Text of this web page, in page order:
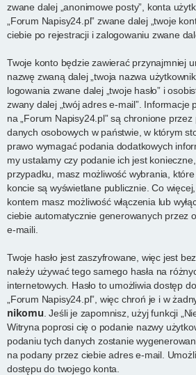
zwane dalej „anonimowe posty”, konta
„Forum Napisy24.pl” zwane dalej „twoje
ciebie po rejestracji i zalogowaniu zwane
Twoje konto będzie zawierać przynajmniej
nazwę zwaną dalej „twoja nazwa
logowania zwane dalej „twoje hasło” i
zwany dalej „twój adres e-mail”. Informacje
na „Forum Napisy24.pl” są chronione
danych osobowych w państwie, w którym
prawo wymagać podania dodatkowych
my ustalamy czy podanie ich jest
przypadku, masz możliwość wybrania,
koncie są wyświetlane publicznie. Co
kontem masz możliwość włączenia lub
ciebie automatycznie generowanych przez
e-maili.
Twoje hasło jest zaszyfrowane, więc jest
należy używać tego samego hasła na
internetowych. Hasło to umożliwia dostęp
„Forum Napisy24.pl”, więc chroń je i w
nikomu . Jeśli je zapomnisz, użyj funkcji
Witryna poprosi cię o podanie nazwy
podaniu tych danych zostanie
na podany przez ciebie adres e-mail.
dostępu do twojego konta.